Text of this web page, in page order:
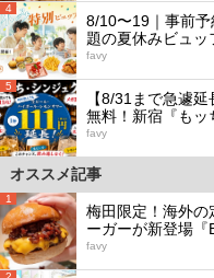
4
8/10〜19｜事前
題の夏休みビュッ
favy
5
【8/31まで急遽
無料！新宿『もッ
favy
オススメ記事
1
梅田限定！海外の
ーガーが新登場『
favy